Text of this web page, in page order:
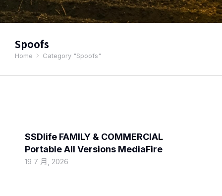
Spoofs
You are here:
Home Category "Spoofs"
SSDlife FAMILY & COMMERCIAL
Portable All Versions MediaFire
19 7 月, 2026